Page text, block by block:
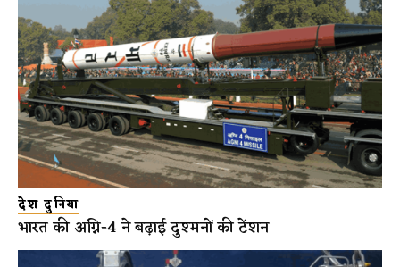
देश दुनिया
भारत की अग्नि-4 ने बढ़ाई दुश्मनों की टेंशन